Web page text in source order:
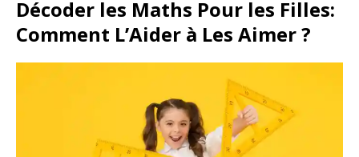
Décoder les Maths Pour les Filles:
Comment L’Aider à Les Aimer ?